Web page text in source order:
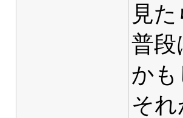
見
普段
か
そ